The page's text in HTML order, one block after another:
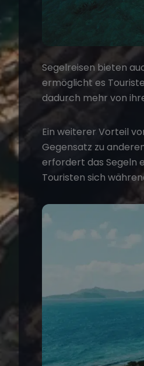
Segelreisen bieten
ermöglicht es
dadurch mehr von
Ein weiterer Vorteil
Gegensatz zu
erfordert das Segeln
Touristen sich